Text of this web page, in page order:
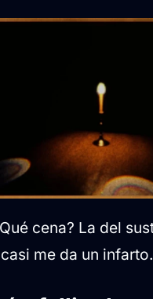
cena? La del
me da un infarto.